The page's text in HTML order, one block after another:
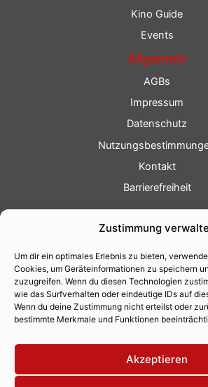
Zustimmung
Um dir ein optimales Erlebnis zu bieten,
Cookies, um Geräteinformationen zu speichern
zuzugreifen. Wenn du diesen Technologien
wie das Surfverhalten oder eindeutige IDs auf
Wenn du deine Zustimmung nicht erteilst oder
bestimmte Merkmale und Funktionen
Akzeptieren
Kino Guide
Events
Allgemein
AGBs
Impressum
Datenschutz
Kontakt
Barrierefreiheit
Fotoservice
Videoservice
Werbung
Contenterstellung
Lokalnachrichten
Lokalfernsehen
Eventkalender